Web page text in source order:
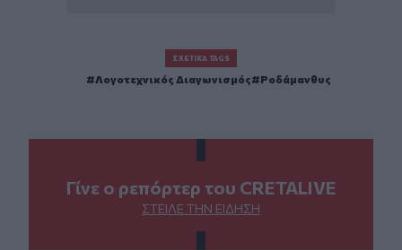
ΣΧΕΤΙΚΆ TAGS
Λογοτεχνικός Διαγωνισμός Ροδάμανθυς
Γίνε ο ρεπόρτερ του CRETALIVE
ΣΤΕΊΛΕ ΤΗΝ ΕΊΔΗΣΗ